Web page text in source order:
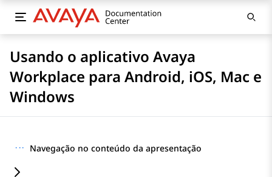
Usando o aplicativo Avaya
Workplace para Android, iOS, Mac e
Windows
··· Navegação no conteúdo da apresentação